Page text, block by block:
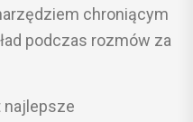
chroniącym
podczas rozmów za
najlepsze